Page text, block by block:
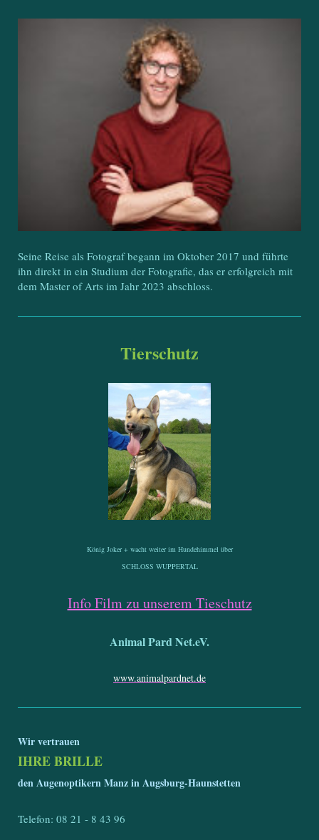
Seine Reise als Fotograf begann im Oktober 2017 und führte
ihn direkt in ein Studium der Fotografie, das er erfolgreich mit
dem Master of Arts im Jahr 2023 abschloss.
Tierschutz
König Joker + wacht weiter im Hundehimmel über
SCHLOSS WUPPERTAL
Info Film zu unserem Tieschutz
Animal Pard Net.eV.
www.animalpardnet.de
Wir vertrauen
IHRE BRILLE
den Augenoptikern Manz in Augsburg-Haunstetten
Telefon: 08 21 - 8 43 96